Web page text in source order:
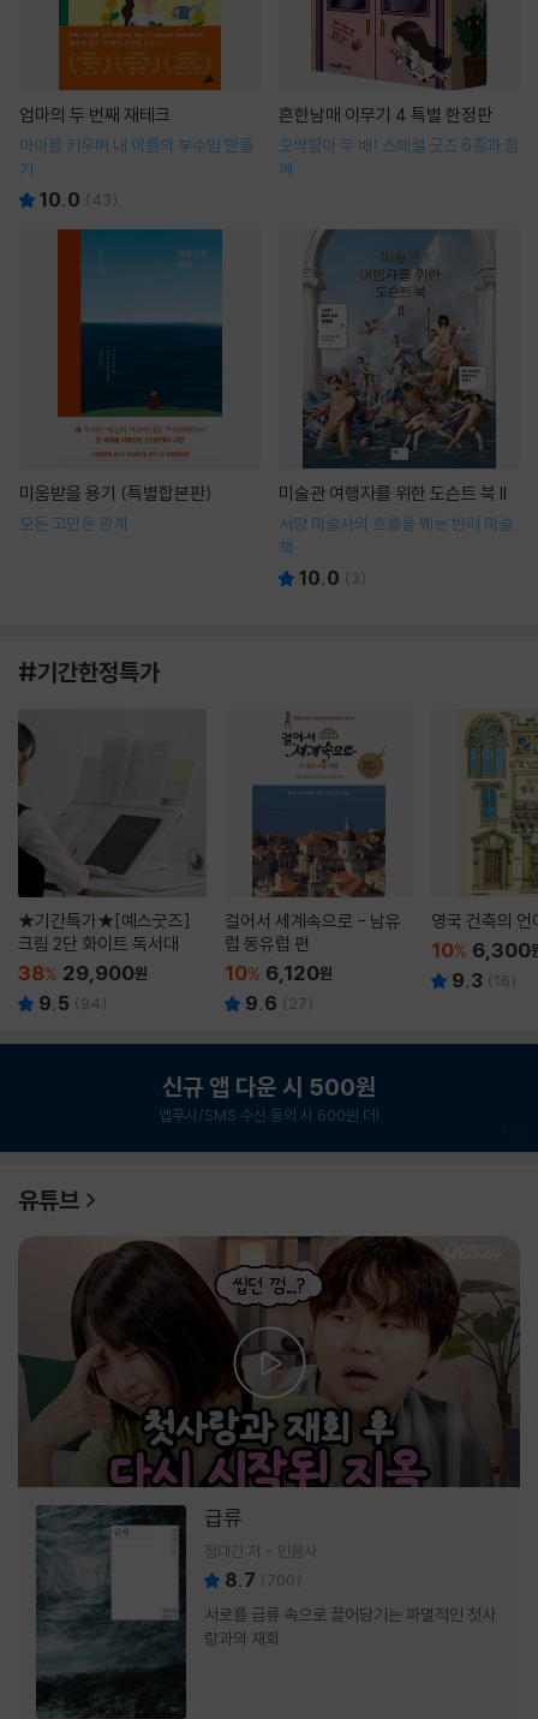
엄마의 두 번째 재테크
아이를 키우며 내 이름의 부수입 만들
기
10.0 (43)
흔한남매 이무기 4 특별 한정판
오싹함이 두 배! 스페셜 굿즈 6종과 함
께
미움받을 용기 (특별합본판)
모든 고민은 관계
미술관 여행자를 위한 도슨트 북 II
서양 미술사의 흐름을 꿰는 반려 미술
책
10.0 ( 3)
#기간한정특가
★기간특가★[예스굿즈]
크림 2단 화이트 독서대
38% 29,900원
9.5 (94)
걸어서 세계속으로 - 남유
럽 동유럽 편
10% 6,120원
9.6 ( 27)
영국 건축의 언
10% 6,300
9.3 (16)
신규 앱 다운 시 500원
앱푸시/SMS 수신 동의 시 600원 더!
유튜브
급류
정대건 저 민음사
8.7 (700)
서로를 급류 속으로 끌어당기는 파멸적인 첫사
랑과의 재회